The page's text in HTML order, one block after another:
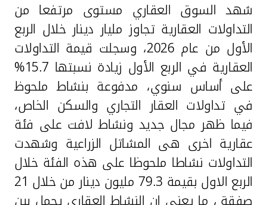
ألمانيا
ماليزيا
تركيا
مصر
المملكة المتحدة
مملكة البحرين
شهد السوق العقاري مستوى مرتفعا من
التداولات العقارية تجاوز مليار دينار خلال الربع
الأول من عام 2026، وسجلت قيمة التداولات
العقارية في الربع الأول زيادة نسبتها 15.7%
على أساس سنوي، مدفوعة بنشاط ملحوظ
في تداولات العقار التجاري والسكن الخاص،
فيما ظهر مجال جديد ونشاط لافت على فئة
عقارية اخرى هى المشاتل الزراعية وشهدت
التداولات نشاطا ملحوظا على هذه الفئة خلال
الربع الاول بقيمة 79.3
مليون دينار من خلال 21